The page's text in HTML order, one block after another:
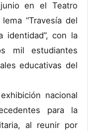
en el Teatro
“Travesía del
con la
mil estudiantes
educativas del
nacional
para la
al reunir por